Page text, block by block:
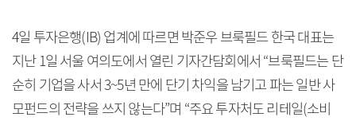
4일 투자은행(IB) 업계에 따르면 박준우 브룩필드 한국 대표는
지난 1일 서울 여의도에서 열린 기자간담회에서 “브룩필드는 단
순히 기업을 사서 3~5년 만에 단기 차익을 남기고 파는 일반 사
모펀드의 전략을 쓰지 않는다”며 “주요 투자처도 리테일(소비